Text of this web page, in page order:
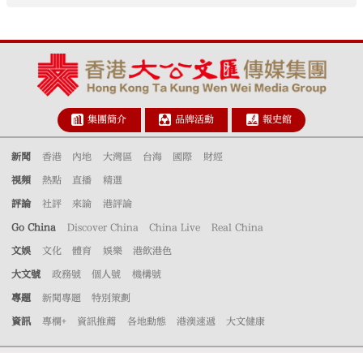
集團簡介 品牌活動 報史館
新聞 香港 內地 大灣區 台海 國際 財經
視頻 熱點 直播 精選
評論 社評 來論 港評論
Go China Discover China China Live Real China
文娛 文化 體育 娛樂 港飲港色
大文號 政務號 個人號 機構號
專題 新聞專題 特別策劃
資訊 專欄+ 資訊推薦 各地動態 港澳速遞 大文健康